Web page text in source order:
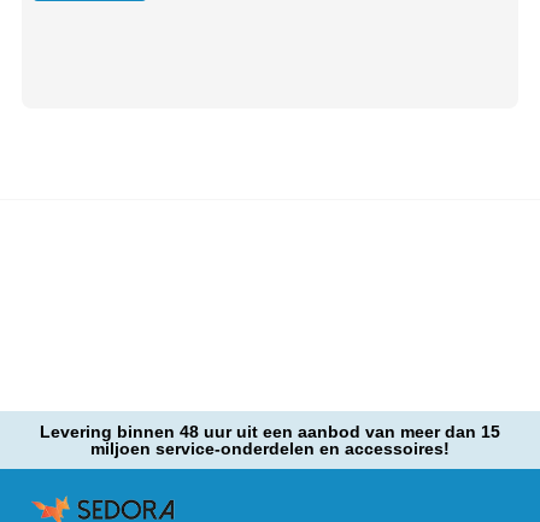
Levering binnen 48 uur uit een aanbod van meer dan 15
miljoen service-onderdelen en accessoires!